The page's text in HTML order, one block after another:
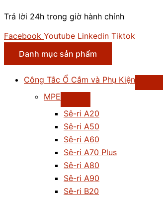
Trả lời 24h trong giờ hành chính
Facebook Youtube Linkedin Tiktok
Danh mục sản phẩm
Công Tắc Ổ Cắm và Phụ Kiện
MPE
Sê-ri A20
Sê-ri A50
Sê-ri A60
Sê-ri A70 Plus
Sê-ri A80
Sê-ri A90
Sê-ri B20